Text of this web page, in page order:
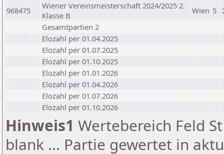
968475
Wiener Vereinsmeisterschaft 2024/2025 2.
Klasse B
Wien 5
Gesamtpartien 2
Elozahl per 01.04.2025
Elozahl per 01.07.2025
Elozahl per 01.10.2025
Elozahl per 01.01.2026
Elozahl per 01.04.2026
Elozahl per 01.07.2026
Elozahl per 01.10.2026
Hinweis1 Wertebereich Feld
blank ... Partie gewertet in